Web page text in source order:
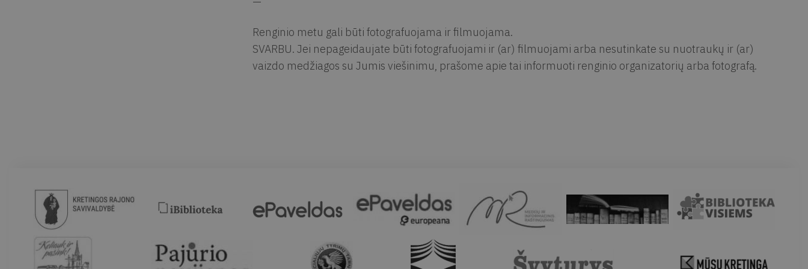
Renginio metu gali būti fotografuojama ir filmuojama.
SVARBU. Jei nepageidaujate būti fotografuojami ir (ar) filmuojami arba nesutinkate su nuotraukų ir (ar)
vaizdo medžiagos su Jumis viešinimu, prašome apie tai informuoti renginio organizatorių arba fotografą.